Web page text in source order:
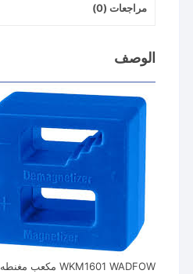
مراجعات (0)
الوصف
WKM1601 WADFOW مكعب مغنطه